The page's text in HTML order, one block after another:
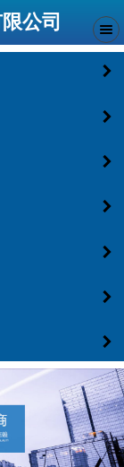
公司